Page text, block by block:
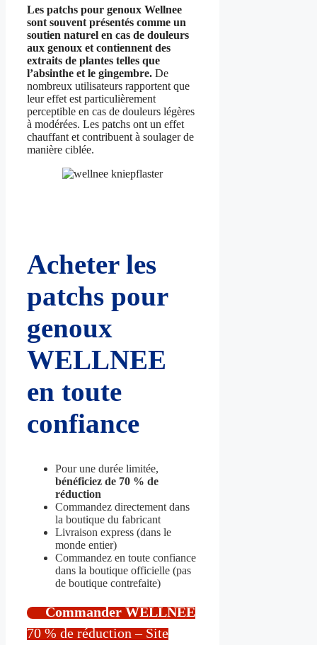
Les patchs pour genoux Wellnee
sont souvent présentés comme un
soutien naturel en cas de douleurs
aux genoux et contiennent des
extraits de plantes telles que
l’absinthe et le gingembre. De
nombreux utilisateurs rapportent que
leur effet est particulièrement
perceptible en cas de douleurs légères
à modérées. Les patchs ont un effet
chauffant et contribuent à soulager de
manière ciblée.
Acheter les
patchs pour
genoux
WELLNEE
en toute
confiance
Pour une durée limitée,
bénéficiez de 70 % de
réduction
Commandez directement dans
la boutique du fabricant
Livraison express (dans le
monde entier)
Commandez en toute confiance
dans la boutique officielle (pas
de boutique contrefaite)
Commander WELLNEE
70 % de réduction – Site